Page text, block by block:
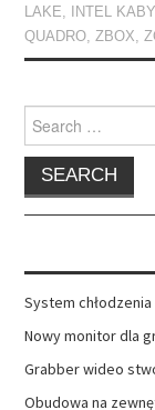
LAKE, INTEL
QUADRO,ZBOX,
Search
for:
System
Nowy monitor dla
Grabber wideo
Obudowa na